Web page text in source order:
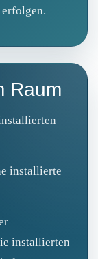
Raum
installierte
installierten